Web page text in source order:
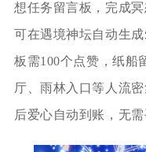
想任务留言板，完成
可在遇境神坛自动生
板需100个点赞，纸船
厅、雨林入口等人流
后爱心自动到账，无需